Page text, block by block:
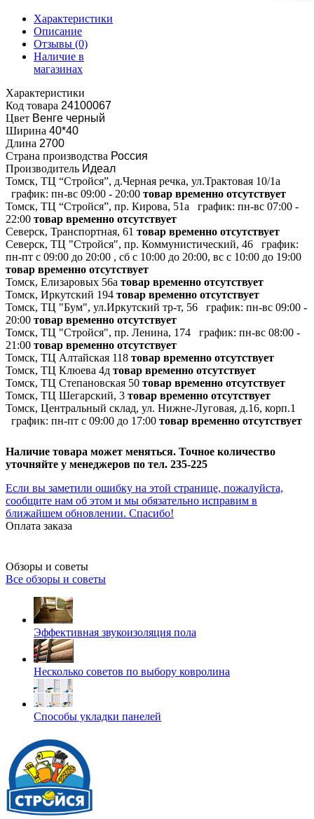
Характеристики
Описание
Отзывы (0)
Наличие в
магазинах
Характеристики
Код товара 24100067
Цвет Венге черный
Ширина 40*40
Длина 2700
Страна производства Россия
Производитель Идеал
Томск, ТЦ “Стройся”, д.Черная речка, ул.Трактовая 10/1а
график: пн-вс 09:00 - 20:00 товар временно отсутствует
Томск, ТЦ “Стройся”, пр. Кирова, 51а
график: пн-вс 07:00 -
22:00 товар временно отсутствует
Северск, Транспортная, 61 товар временно отсутствует
Северск, ТЦ "Стройся", пр. Коммунистический, 46
график:
пн-пт с 09:00 до 20:00 , сб с 10:00 до 20:00, вс с 10:00 до 19:00
товар временно отсутствует
Томск, Елизаровых 56а товар временно отсутствует
Томск, Иркутский 194 товар временно отсутствует
Томск, ТЦ "Бум", ул.Иркутский тр-т, 56
график: пн-вс 09:00 -
20:00 товар временно отсутствует
Томск, ТЦ "Стройся", пр. Ленина, 174
график: пн-вс 08:00 -
21:00 товар временно отсутствует
Томск, ТЦ Алтайская 118 товар временно отсутствует
Томск, ТЦ Клюева 4д товар временно отсутствует
Томск, ТЦ Степановская 50 товар временно отсутствует
Томск, ТЦ Шегарский, 3 товар временно отсутствует
Томск, Центральный склад, ул. Нижне-Луговая, д.16, корп.1
график: пн-пт с 09:00 до 17:00 товар временно отсутствует
Наличие товара может меняться. Точное количество
уточняйте у менеджеров по тел. 235-225
Если вы заметили ошибку на этой странице, пожалуйста,
сообщите нам об этом и мы обязательно исправим в
ближайшем обновлении. Спасибо!
Оплата заказа
Обзоры и советы
Все обзоры и советы
Эффективная звукоизоляция пола
Несколько советов по выбору ковролина
Способы укладки панелей